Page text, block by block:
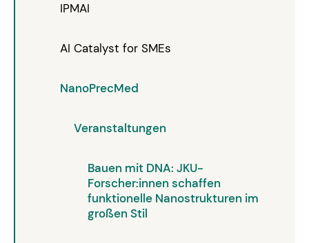
IPMAI
AI Catalyst for SMEs
NanoPrecMed
Veranstaltungen
Bauen mit DNA: JKU-
Forscher:innen schaffen
funktionelle Nanostrukturen im
großen Stil